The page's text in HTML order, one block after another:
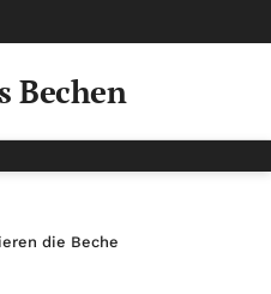
Bechen
die Bechener Gastro-Szene?